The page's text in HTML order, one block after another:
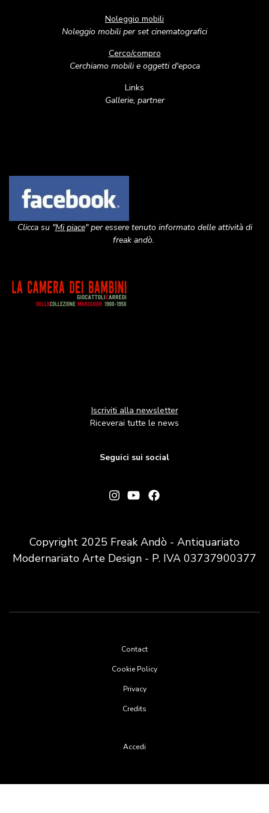
Noleggio mobili
Noleggio mobili per set cinematografici
Cerco/compro
Cerchiamo mobili e oggetti d'epoca
Links
Gallerie, partner
Clicca su "Mi piace" per essere tenuto informato delle attività di
freak andò.
Image
Iscriviti alla newsletter
Riceverai tutte le news
Seguici sui social
Copyright 2025 Freak Andò - Antiquariato
Modernariato Arte Design - P. IVA 03737900377
Contact
Cookie Policy
Privacy
Credits
Accedi